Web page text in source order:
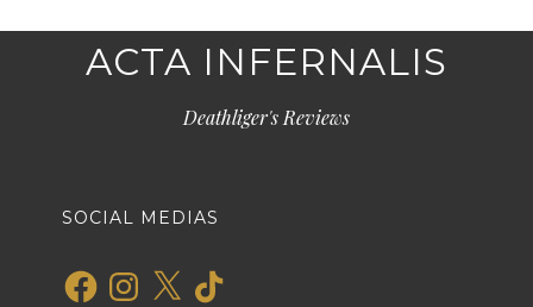
ACTA INFERNALIS
Deathliger's Reviews
SOCIAL MEDIAS
FacebookInstagram
X TikTok